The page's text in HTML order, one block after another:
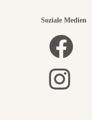
Soziale Medien